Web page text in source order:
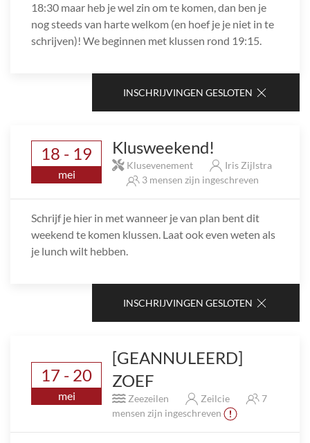
18:30 maar heb je wel zin om te komen, dan ben je
nog steeds van harte welkom (en hoef je je niet in te
schrijven)! We beginnen met klussen rond 19:15.
INSCHRIJVINGEN GESLOTEN
18 - 19
mei
Klusweekend!
Klusevenement
Iris Zijlstra
3 mensen zijn ingeschreven
Schrijf je hier in met wanneer je van plan bent dit
weekend te komen klussen. Laat ook even weten als
je lunch wilt hebben.
INSCHRIJVINGEN GESLOTEN
17 - 20
mei
[GEANNULEERD]
ZOEF
Zeezeilen Zeilcie
7
mensen zijn ingeschreven